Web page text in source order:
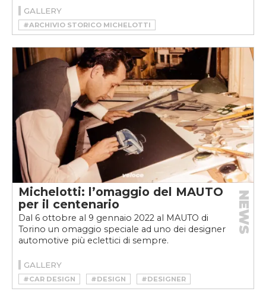
GALLERY
#ARCHIVIO STORICO MICHELOTTI
#CAR DESIGN
#DESIGNER
#GIOVANNI MICHELOTTI
#MAUTO
#MAUTO MICHELOTTI WORLD
#MICHELOTTI WORLD
Michelotti: l’omaggio del MAUTO
per il centenario
Dal 6 ottobre al 9 gennaio 2022 al MAUTO di
Torino un omaggio speciale ad uno dei designer
automotive più eclettici di sempre.
NEWS
GALLERY
#CAR DESIGN #DESIGN
#DESIGNER
#GIOVANNI MICHELOTTI
#MAUTO